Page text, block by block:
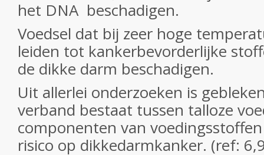
het DNA beschadigen.
Voedsel dat bij zeer hoge
leiden tot kankerbevorderlijke
de dikke darm beschadigen.
Uit allerlei onderzoeken is
verband bestaat tussen talloze
componenten van
risico op dikkedarmkanker. (ref: